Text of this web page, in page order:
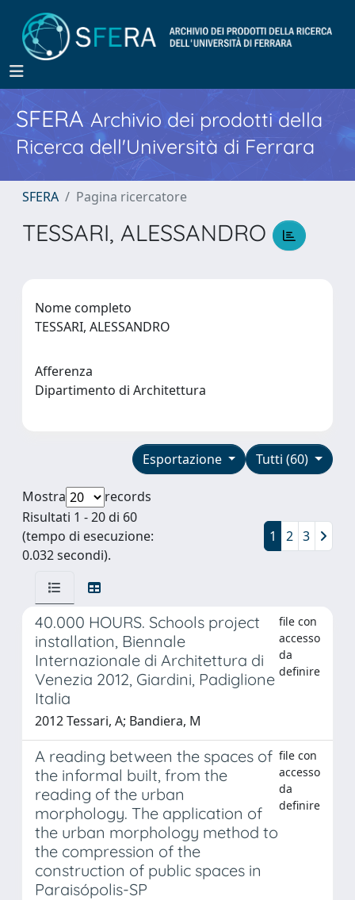
SFERA Archivio dei prodotti della
Ricerca dell'Università di Ferrara
SFERA Pagina ricercatore
TESSARI, ALESSANDRO
Nome completo
TESSARI, ALESSANDRO
Afferenza
Dipartimento di Architettura
Tutti (60)
Esportazione
Mostra
records
Risultati 1 - 20 di 60
(tempo di esecuzione:
0.032 secondi).
1 2 3
40.000 HOURS. Schools project
installation, Biennale
Internazionale di Architettura di
Venezia 2012, Giardini, Padiglione
Italia
file con
accesso
da
definire
2012 Tessari, A; Bandiera, M
A reading between the spaces of
the informal built, from the
reading of the urban
morphology. The application of
the urban morphology method to
the compression of the
construction of public spaces in
Paraisópolis-SP
file con
accesso
da
definire